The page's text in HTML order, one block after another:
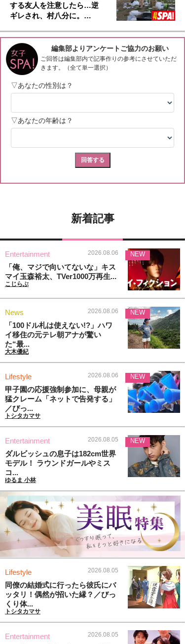
する友人を注意したら…逆
ギレされ、村八分に。…
新着記事
Entertainment 2026.08.06
「俺、マジで向いてないな」キス
マイ玉森裕太、TVer1000万再生...
こじらぶ
NEW
News 2026.08.06
「100ドル札は使えない!?」ハワ
イ移住の元テレ朝アナが驚い
た“最...
大木優紀
NEW
Lifestyle 2026.08.06
甲子園の応援強制参加に、母親が
猛クレーム「ネットで告発する」
／びっ...
トシタカマサ
NEW
Entertainment 2026.08.05
ダルビッシュの息子は182cm世界
モデル！ ラウンドガールやミス
コ...
ゆるま 小林
NEW
Lifestyle 2026.08.05
同僚の結婚式に行ったら彼氏にバ
ッタリ！偶然が招いた縁？／びっ
くり体...
トシタカマサ
Entertainment 2026.08.05